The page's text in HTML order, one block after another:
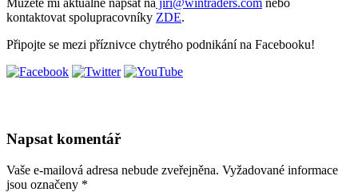
Můžete mi aktuálně napsat na jiri@wintraders.com nebo
kontaktovat spolupracovníky ZDE.
Připojte se mezi příznivce chytrého podnikání na Facebooku!
Napsat komentář
Vaše e-mailová adresa nebude zveřejněna. Vyžadované informace
jsou označeny *